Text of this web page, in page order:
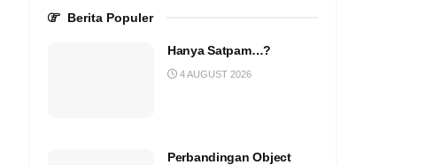
Berita Populer
Hanya Satpam…?
4 AUGUST 2026
Perbandingan Object